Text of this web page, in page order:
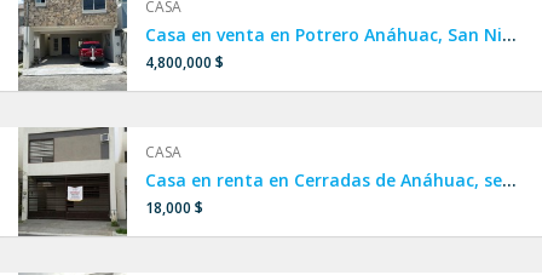
CASA
Casa en venta en Potrero Anáhuac, San Nicolás.
4,800,000 $
CASA
Casa en renta en Cerradas de Anáhuac, sector Acacia, sendero,
18,000 $